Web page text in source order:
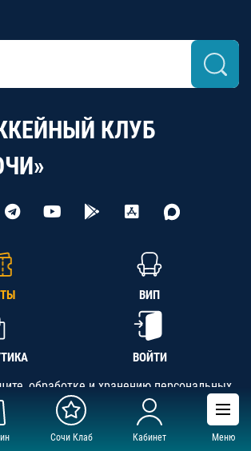
Сочи Клаб Кабинет Меню
КЛУБ
ВИП
ВОЙТИ
обработке и хранению персональных
данных
Регион», ОГРН 1142300002349,